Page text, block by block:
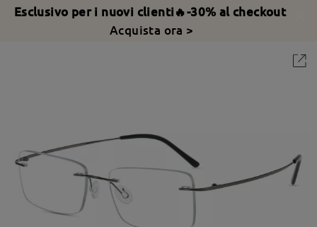
Esclusivo per i nuovi clienti🔥-30% al checkout
Acquista ora >